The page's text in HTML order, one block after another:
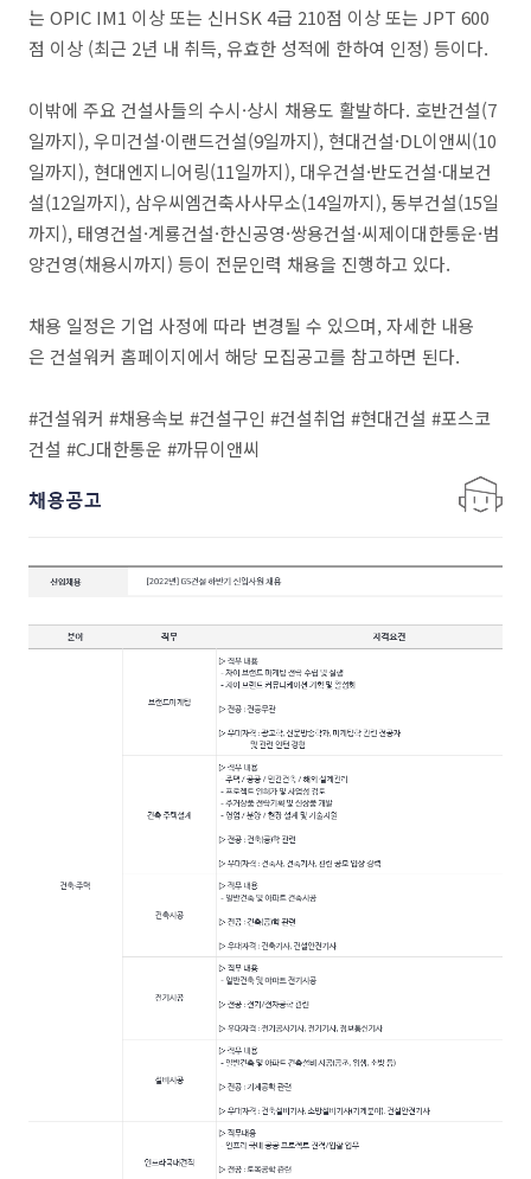
는 OPIC IM1 이상 또는 신HSK 4급 210점 이상 또는 JPT 600
점 이상 (최근 2년 내 취득, 유효한 성적에 한하여 인정) 등이다.
이밖에 주요 건설사들의 수시·상시 채용도 활발하다. 호반건설(7
일까지), 우미건설·이랜드건설(9일까지), 현대건설·DL이앤씨(10
일까지), 현대엔지니어링(11일까지), 대우건설·반도건설·대보건
설(12일까지), 삼우씨엠건축사사무소(14일까지), 동부건설(15일
까지), 태영건설·계룡건설·한신공영·쌍용건설·씨제이대한통운·범
양건영(채용시까지) 등이 전문인력 채용을 진행하고 있다.
채용 일정은 기업 사정에 따라 변경될 수 있으며, 자세한 내용
은 건설워커 홈페이지에서 해당 모집공고를 참고하면 된다.
#건설워커 #채용속보 #건설구인 #건설취업 #현대건설 #포스코
건설 #CJ대한통운 #까뮤이앤씨